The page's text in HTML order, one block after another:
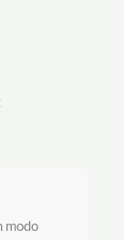
modo